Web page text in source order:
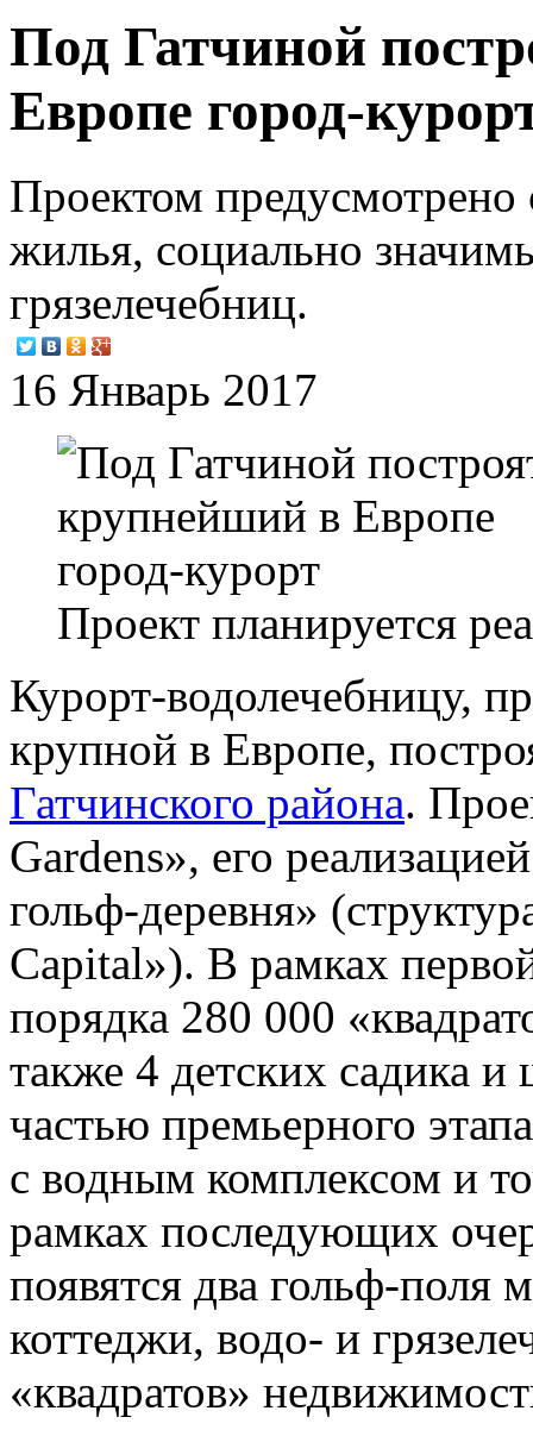
Под Гатчиной
Европе город-
Проектом предусмотрено
жилья, социально
грязелечебниц.
16 Январь 2017
Проект планируется
Курорт-водолечебницу,
крупной в Европе,
Гатчинского района.
Gardens», его
гольф-деревня»
Capital»). В рамках
порядка 280 000
также 4 детских садика
частью премьерного
с водным комплексом и
рамках последующих
появятся два гольф-поля
коттеджи, водо- и
«квадратов»